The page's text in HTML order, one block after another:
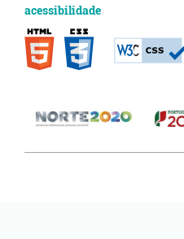
acessibilidade